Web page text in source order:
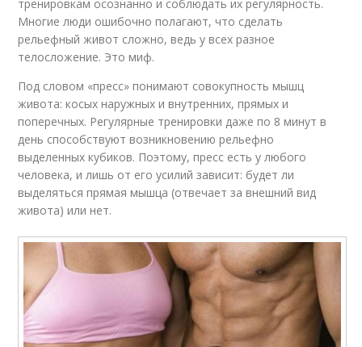
тренировкам осознанно и соблюдать их регулярность.
Многие люди ошибочно полагают, что сделать
рельефный живот сложно, ведь у всех разное
телосложение. Это миф.
Под словом «пресс» понимают совокупность мышц
живота: косых наружных и внутренних, прямых и
поперечных. Регулярные тренировки даже по 8 минут в
день способствуют возникновению рельефно
выделенных кубиков. Поэтому, пресс есть у любого
человека, и лишь от его усилий зависит: будет ли
выделяться прямая мышца (отвечает за внешний вид
живота) или нет.